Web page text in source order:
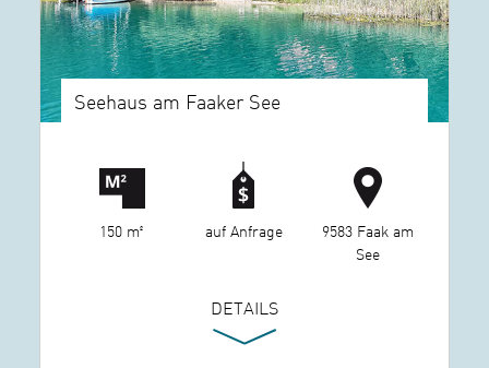
Seehaus am Faaker See
150 m² auf Anfrage
9583 Faak am
See
DETAILS